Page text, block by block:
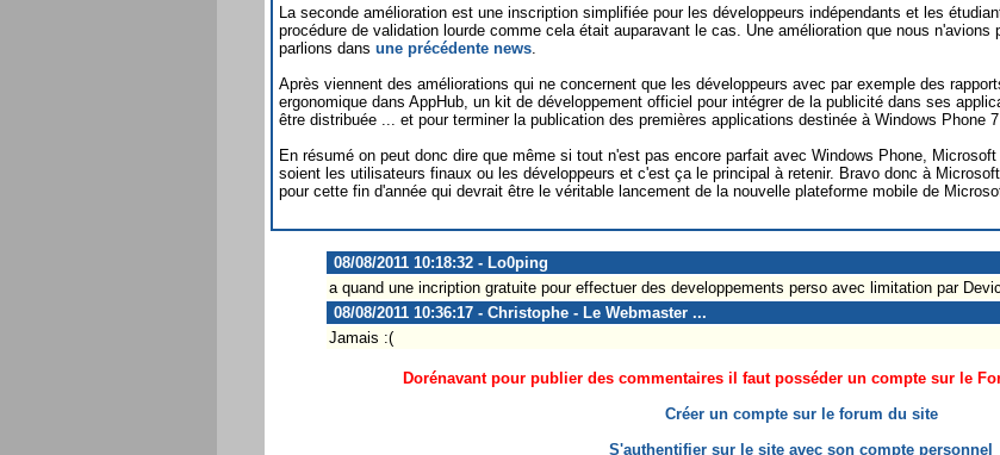
La seconde amélioration est une inscription simplifiée pour les développeurs indépendants et les
procédure de validation lourde comme cela était auparavant le cas. Une amélioration que nous
parlions dans une précédente news
Après viennent des améliorations qui ne concernent que les développeurs avec par exemple des
ergonomique dans AppHub, un kit de développement officiel pour intégrer de la publicité dans ses
être distribuée ... et pour terminer la publication des premières applications destinée à Windows Phone 7
En résumé on peut donc dire que même si tout n'est pas encore parfait avec Windows Phone,
soient les utilisateurs finaux ou les développeurs et c'est ça le principal à retenir. Bravo donc à
pour cette fin d'année qui devrait être le véritable lancement de la nouvelle plateforme mobile de
08/08/2011 10:18:32 - Lo0ping
a quand une incription gratuite pour effectuer des developpements perso avec limitation par
08/08/2011 10:36:17 - Christophe - Le Webmaster ...
Jamais :(
Dorénavant pour publier des commentaires il faut posséder un compte sur le
Créer un compte sur le forum du site
S'authentifier sur le site avec son compte personnel